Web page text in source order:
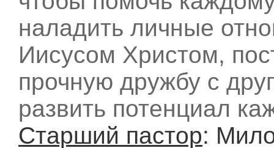
наладить личные
Иисусом Христом,
прочную дружбу с
развить потенциал
Старший пастор: